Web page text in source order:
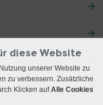
diese Website
unserer Website zu
zu verbessern. Zusätzliche
Klicken aufAlle Cookies